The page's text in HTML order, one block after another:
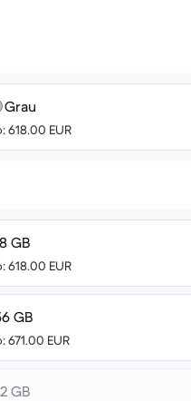
Grau
618.00 EUR
GB
618.00 EUR
GB
671.00 EUR
GB